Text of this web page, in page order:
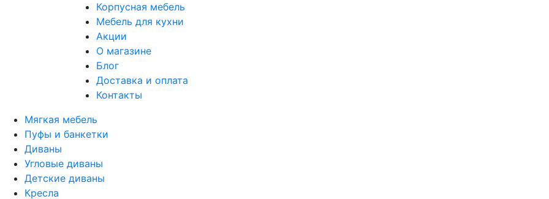
Корпусная мебель
Мебель для кухни
Акции
О магазине
Блог
Доставка и оплата
Контакты
Мягкая мебель
Пуфы и банкетки
Диваны
Угловые диваны
Детские диваны
Кресла